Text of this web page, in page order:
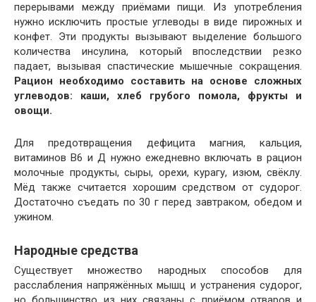
перерывами между приёмами пищи. Из употребления
нужно исключить простые углеводы в виде пирожных и
конфет. Эти продукты вызывают выделение большого
количества инсулина, который впоследствии резко
падает, вызывая спастические мышечные сокращения.
Рацион необходимо составить на основе сложных
углеводов: каши, хлеб грубого помола, фрукты и
овощи.
Для предотвращения дефицита магния, кальция,
витаминов В6 и Д нужно ежедневно включать в рацион
молочные продукты, сыры, орехи, курагу, изюм, свёклу.
Мёд также считается хорошим средством от судорог.
Достаточно съедать по 30 г перед завтраком, обедом и
ужином.
Народные средства
Существует множество народных способов для
расслабления напряжённых мышц и устранения судорог,